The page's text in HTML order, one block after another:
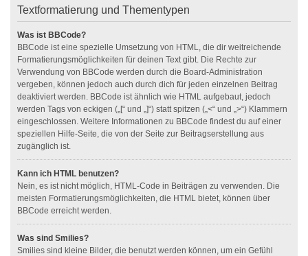
Textformatierung und Thementypen
Was ist BBCode?
BBCode ist eine spezielle Umsetzung von HTML, die dir weitreichende
Formatierungsmöglichkeiten für deinen Text gibt. Die Rechte zur
Verwendung von BBCode werden durch die Board-Administration
vergeben, können jedoch auch durch dich für jeden einzelnen Beitrag
deaktiviert werden. BBCode ist ähnlich wie HTML aufgebaut, jedoch
werden Tags von eckigen („[“ und „]“) statt spitzen („<“ und „>“) Klammern
eingeschlossen. Weitere Informationen zu BBCode findest du auf einer
speziellen Hilfe-Seite, die von der Seite zur Beitragserstellung aus
zugänglich ist.
Kann ich HTML benutzen?
Nein, es ist nicht möglich, HTML-Code in Beiträgen zu verwenden. Die
meisten Formatierungsmöglichkeiten, die HTML bietet, können über
BBCode erreicht werden.
Was sind Smilies?
Smilies sind kleine Bilder, die benutzt werden können, um ein Gefühl